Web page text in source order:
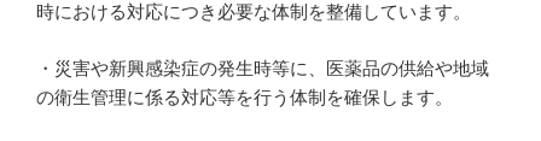
時における対応につき必要な体制を整備しています。
・災害や新興感染症の発生時等に、医薬品の供給や地域
の衛生管理に係る対応等を行う体制を確保します。